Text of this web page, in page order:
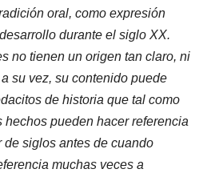
oral, como expresión
durante el siglo XX.
no tienen un origen tan claro, ni
su vez, su contenido puede
de historia que tal como
hechos pueden hacer referencia
siglos antes de cuando
muchas veces a